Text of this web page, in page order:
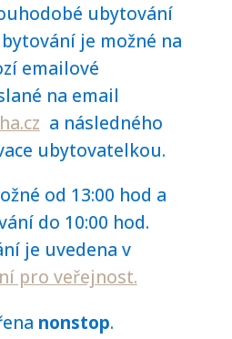
ubytování
je možné na
emailové
na email
a následného
ubytovatelkou.
od 13:00 hod a
do 10:00 hod.
je uvedena v
pro veřejnost.
nonstop.